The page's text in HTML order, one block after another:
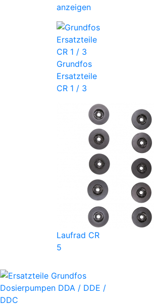
anzeigen
Grundfos
Ersatzteile
CR 1 / 3
Laufrad CR
5